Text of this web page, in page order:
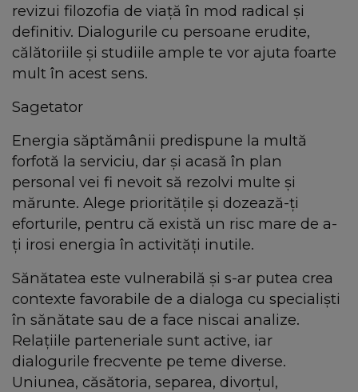
revizui filozofia de viaţă în mod radical şi
definitiv. Dialogurile cu persoane erudite,
călătoriile şi studiile ample te vor ajuta foarte
mult în acest sens.
Sagetator
Energia săptămânii predispune la multă
forfotă la serviciu, dar şi acasă în plan
personal vei fi nevoit să rezolvi multe şi
mărunte. Alege priorităţile şi dozează-ţi
eforturile, pentru că există un risc mare de a-
ţi irosi energia în activităţi inutile.
Sănătatea este vulnerabilă şi s-ar putea crea
contexte favorabile de a dialoga cu specialişti
în sănătate sau de a face niscai analize.
Relaţiile parteneriale sunt active, iar
dialogurile frecvente pe teme diverse.
Uniunea, căsătoria, separea, divorţul,